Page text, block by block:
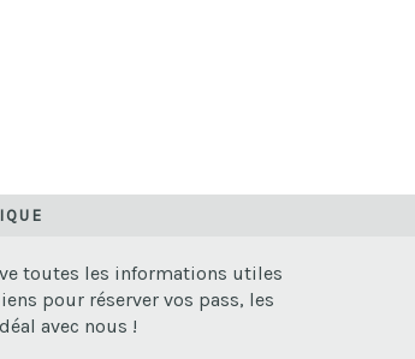
toutes les informations utiles
pour réserver vos pass, les
avec nous !